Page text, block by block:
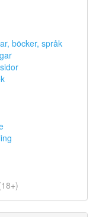
böcker, språk